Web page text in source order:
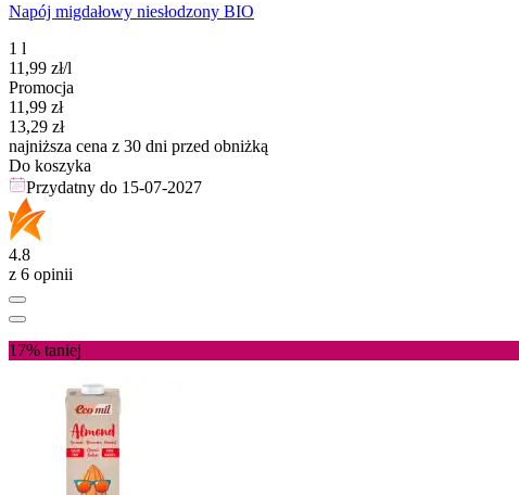
Napój migdałowy niesłodzony BIO
1 l
11,99 zł/l
Promocja
Cena promocyjna
11,99 zł
13,29 zł
najniższa cena z 30 dni przed obniżką
Do koszyka
Przydatny do 15-07-2027
4.8
z 6 opinii
17% taniej